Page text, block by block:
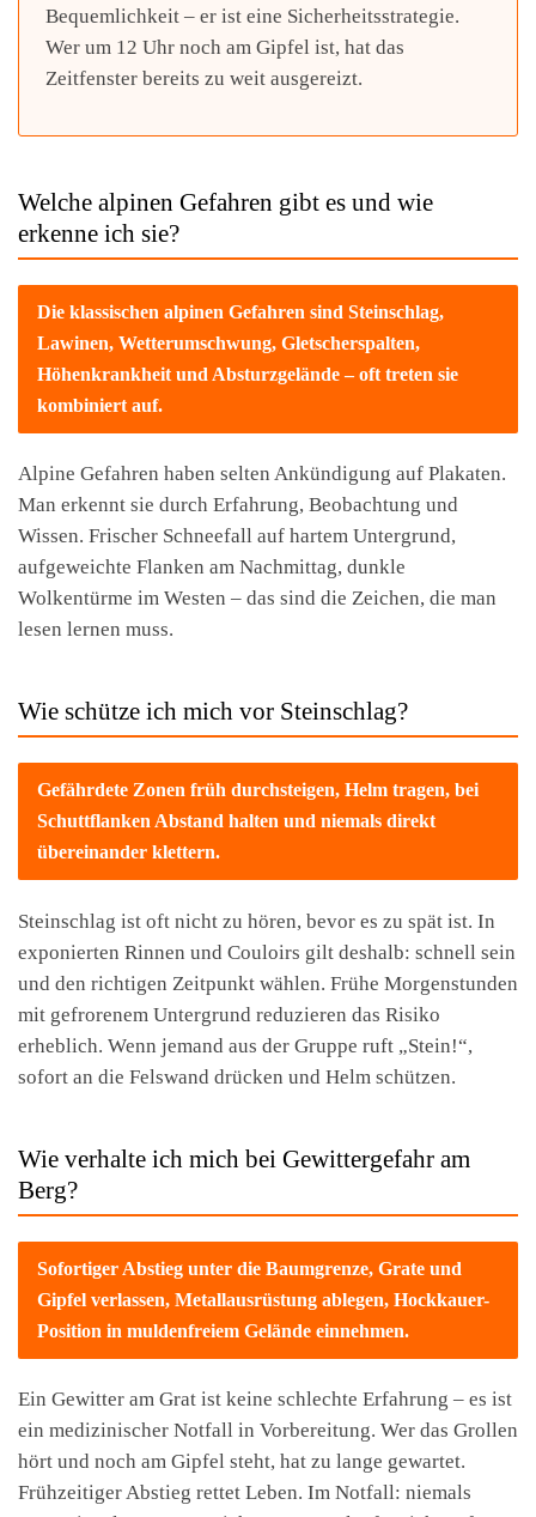
Bequemlichkeit – er ist eine Sicherheitsstrategie.
Wer um 12 Uhr noch am Gipfel ist, hat das
Zeitfenster bereits zu weit ausgereizt.
Welche alpinen Gefahren gibt es und wie
erkenne ich sie?
Die klassischen alpinen Gefahren sind Steinschlag,
Lawinen, Wetterumschwung, Gletscherspalten,
Höhenkrankheit und Absturzgelände – oft treten sie
kombiniert auf.
Alpine Gefahren haben selten Ankündigung auf Plakaten.
Man erkennt sie durch Erfahrung, Beobachtung und
Wissen. Frischer Schneefall auf hartem Untergrund,
aufgeweichte Flanken am Nachmittag, dunkle
Wolkentürme im Westen – das sind die Zeichen, die man
lesen lernen muss.
Wie schütze ich mich vor Steinschlag?
Gefährdete Zonen früh durchsteigen, Helm tragen, bei
Schuttflanken Abstand halten und niemals direkt
übereinander klettern.
Steinschlag ist oft nicht zu hören, bevor es zu spät ist. In
exponierten Rinnen und Couloirs gilt deshalb: schnell sein
und den richtigen Zeitpunkt wählen. Frühe Morgenstunden
mit gefrorenem Untergrund reduzieren das Risiko
erheblich. Wenn jemand aus der Gruppe ruft „Stein!“,
sofort an die Felswand drücken und Helm schützen.
Wie verhalte ich mich bei Gewittergefahr am
Berg?
Sofortiger Abstieg unter die Baumgrenze, Grate und
Gipfel verlassen, Metallausrüstung ablegen, Hockkauer-
Position in muldenfreiem Gelände einnehmen.
Ein Gewitter am Grat ist keine schlechte Erfahrung – es ist
ein medizinischer Notfall in Vorbereitung. Wer das Grollen
hört und noch am Gipfel steht, hat zu lange gewartet.
Frühzeitiger Abstieg rettet Leben. Im Notfall: niemals